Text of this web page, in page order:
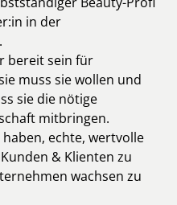
in der
bereit sein für
muss sie wollen und
sie die nötige
mitbringen.
haben, echte, wertvolle
& Klienten zu
wachsen zu